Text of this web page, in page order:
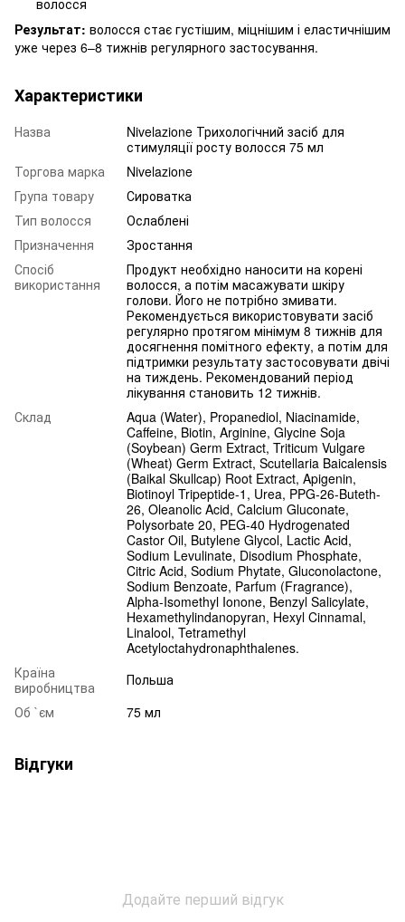
Результат: волосся стає густішим, міцнішим і еластичнішим
уже через 6–8 тижнів регулярного застосування.
Характеристики
Назва
Nivelazione Трихологічний засіб для
стимуляції росту волосся 75 мл
Торгова марка
Nivelazione
Група товару
Сироватка
Тип волосся
Ослаблені
Призначення
Зростання
Спосіб
використання
Продукт необхідно наносити на корені
волосся, а потім масажувати шкіру
голови. Його не потрібно змивати.
Рекомендується використовувати засіб
регулярно протягом мінімум 8 тижнів для
досягнення помітного ефекту, а потім для
підтримки результату застосовувати двічі
на тиждень. Рекомендований період
лікування становить 12 тижнів.
Склад
Aqua (Water), Propanediol, Niacinamide,
Caffeine, Biotin, Arginine, Glycine Soja
(Soybean) Germ Extract, Triticum Vulgare
(Wheat) Germ Extract, Scutellaria Baicalensis
(Baikal Skullcap) Root Extract, Apigenin,
Biotinoyl Tripeptide-1, Urea, PPG-26-Buteth-
26, Oleanolic Acid, Calcium Gluconate,
Polysorbate 20, PEG-40 Hydrogenated
Castor Oil, Butylene Glycol, Lactic Acid,
Sodium Levulinate, Disodium Phosphate,
Citric Acid, Sodium Phytate, Gluconolactone,
Sodium Benzoate, Parfum (Fragrance),
Alpha-Isomethyl Ionone, Benzyl Salicylate,
Hexamethylindanopyran, Hexyl Cinnamal,
Linalool, Tetramethyl
Acetyloctahydronaphthalenes.
Країна
виробництва
Польша
Об `єм
75 мл
Відгуки
Додайте перший відгук